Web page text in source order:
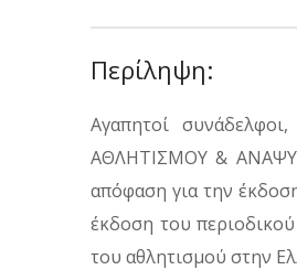
Περίληψη:
Αγαπητοί
ΑΘΛΗΤΙΣΜΟΥ &
απόφαση για την
έκδοση του
του αθλητισμού στην